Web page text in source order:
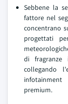
Sebbene la
fattore nel
concentrano
progettati
di
collegando
infotainment
premium.